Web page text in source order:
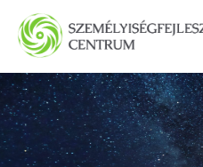
Skip
main
content
SZEMÉLYISÉGFEJLESZTŐ
CENTRUM